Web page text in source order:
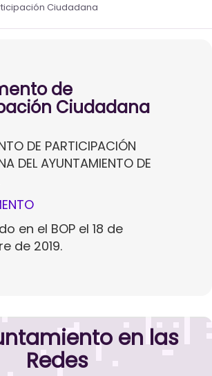
Ciudadana
de
Ciudadana
DE PARTICIPACIÓN
DEL AYUNTAMIENTO DE
en el BOP el 18 de
de 2019.
en las
Redes